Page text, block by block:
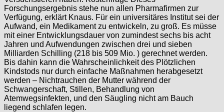
Forschungsergebnis stehe nun allen Pharmafirmen zur
Verfügung, erklärt Knaus. Für ein universitäres Institut sei der
Aufwand, ein Medikament zu entwickeln, zu groß. Es müsse
mit einer Entwicklungsdauer von zumindest sechs bis acht
Jahren und Aufwendungen zwischen drei und sieben
Milliarden Schilling (218 bis 509 Mio. ) gerechnet werden.
Bis dahin kann die Wahrscheinlichkeit des Plötzlichen
Kindstods nur durch einfache Maßnahmen herabgesetzt
werden – Nichtrauchen der Mutter während der
Schwangerschaft, Stillen, Behandlung von
Atemwegsinfekten, und den Säugling nicht am Bauch
liegend schlafen legen.